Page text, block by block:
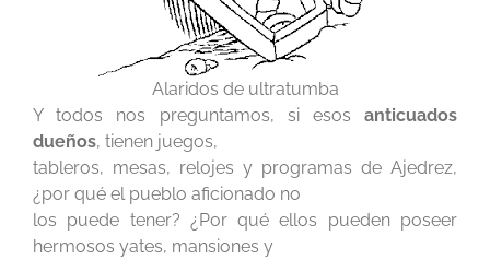
Alaridos de ultratumba
Y todos nos preguntamos, si esosanticuados
dueños, tienen juegos,
tableros, mesas, relojes y programas de Ajedrez,
¿por qué el pueblo aficionado no
los puede tener? ¿Por qué ellos pueden poseer
hermosos yates, mansiones y